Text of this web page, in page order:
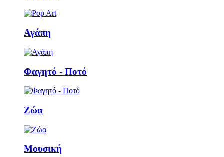
Αγάπη
Φαγητό - Ποτό
Ζώα
Μουσική